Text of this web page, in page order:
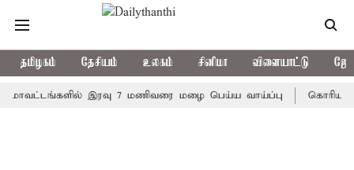
தமிழகம் தேசியம் உலகம் சினிமா விளையாட்டு
இரவு 7 மணிவரை மழை பெய்ய வாய்ப்பு கொரிய